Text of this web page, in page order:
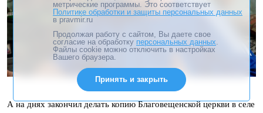
А на днях закончил делать копию Благовещенской церкви в селе
метрические программы. Это соответствует
Политике обработки и защиты персональных данных
в pravmir.ru
Продолжая работу с сайтом, Вы даете свое
согласие на обработку персональных данных.
Файлы cookie можно отключить в настройках
Вашего браузера.
Принять и закрыть